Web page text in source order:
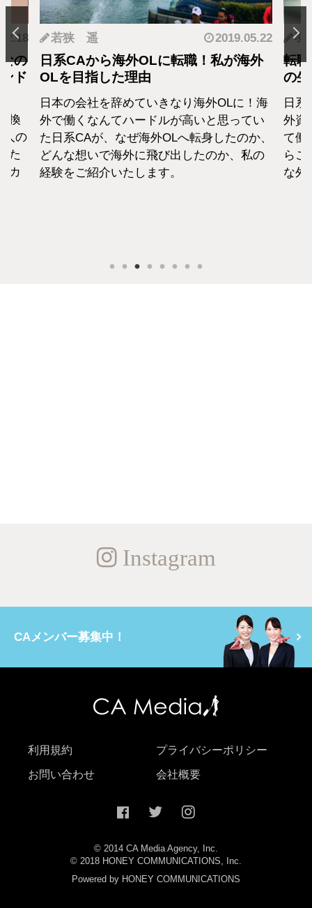
の
ド
換
人の
た
カ
若狭 遥 2019.05.22
日系CAから海外OLに転職！私が海外
OLを目指した理由
日本の会社を辞めていきなり海外OLに！海
外で働くなんてハードルが高いと思ってい
た日系CAが、なぜ海外OLへ転身したのか、
どんな想いで海外に飛び出したのか、私の
経験をご紹介いたします。
羽
転
の
日
外資
て働
らこ
な外
Instagram
CAメンバー募集中！
利用規約 プライバシーポリシー
お問い合わせ 会社概要
© 2014 CA Media Agency, Inc.
© 2018 HONEY COMMUNICATIONS, Inc.
Powered by HONEY COMMUNICATIONS